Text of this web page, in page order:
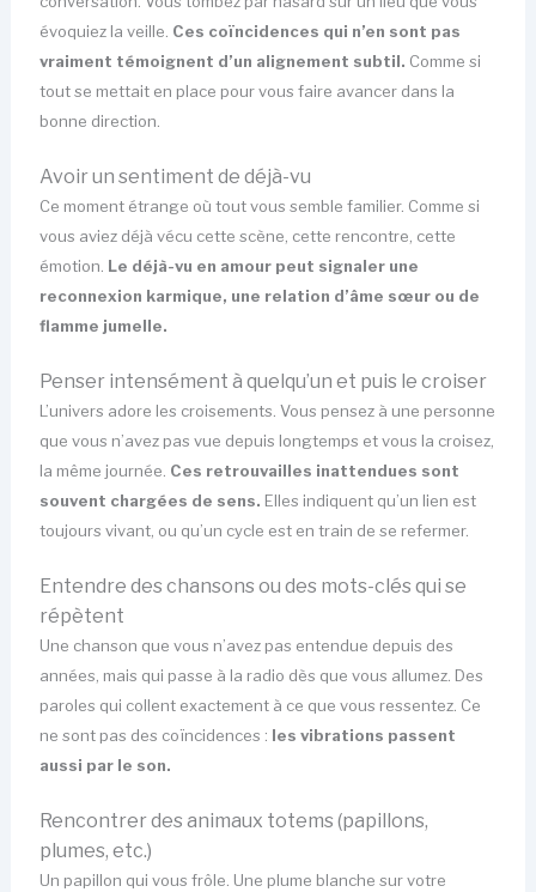
évoquiez la veille. Ces coïncidences qui n’en sont pas
vraiment témoignent d’un alignement subtil. Comme si
tout se mettait en place pour vous faire avancer dans la
bonne direction.
Avoir un sentiment de déjà-vu
Ce moment étrange où tout vous semble familier. Comme si
vous aviez déjà vécu cette scène, cette rencontre, cette
émotion. Le déjà-vu en amour peut signaler une
reconnexion karmique, une relation d’âme sœur ou de
flamme jumelle.
Penser intensément à quelqu’un et puis le croiser
L’univers adore les croisements. Vous pensez à une personne
que vous n’avez pas vue depuis longtemps et vous la croisez,
la même journée. Ces retrouvailles inattendues sont
souvent chargées de sens. Elles indiquent qu’un lien est
toujours vivant, ou qu’un cycle est en train de se refermer.
Entendre des chansons ou des mots-clés qui se
répètent
Une chanson que vous n’avez pas entendue depuis des
années, mais qui passe à la radio dès que vous allumez. Des
paroles qui collent exactement à ce que vous ressentez. Ce
ne sont pas des coïncidences : les vibrations passent
aussi par le son.
Rencontrer des animaux totems (papillons,
plumes, etc.)
Un papillon qui vous frôle. Une plume blanche sur votre